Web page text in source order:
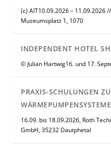
(c) AIT10.09.2026 – 11.09.2026
Museumsplatz 1, 1070
INDEPENDENT HOTEL
© Julian Hartwig16. und 17.
PRAXIS-SCHULUNGEN
16.09. bis 18.09.2026, Roth
GmbH, 35232 Dautphetal